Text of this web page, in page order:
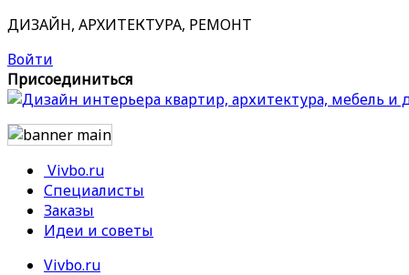
ДИЗАЙН, АРХИТЕКТУРА, РЕМОНТ
Войти
Присоединиться
Vivbo.ru
Специалисты
Заказы
Идеи и советы
Vivbo.ru